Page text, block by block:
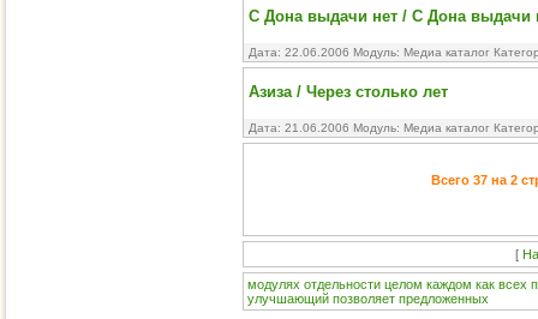
С Дона выдачи нет / С Дона выдачи
Дата: 22.06.2006 Модуль: Медиа каталог
Азиза / Через столько лет
Дата: 21.06.2006 Модуль: Медиа каталог
Всего 37 на 2
[
модулях отдельности целом каждом как всех
улучшающий позволяет предложенных